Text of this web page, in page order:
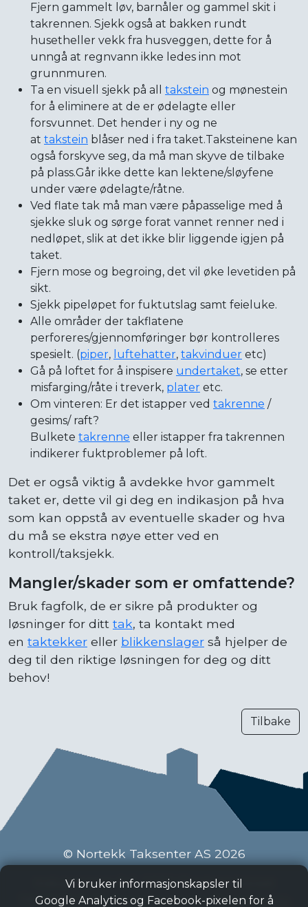
Fjern gammelt løv, barnåler og gammel skit i
takrennen. Sjekk også at bakken rundt
husetheller vekk fra husveggen, dette for å
unngå at regnvann ikke ledes inn mot
grunnmuren.
Ta en visuell sjekk på all takstein og mønestein
for å eliminere at de er ødelagte eller
forsvunnet. Det hender i ny og ne
at takstein blåser ned i fra taket.Taksteinene kan
også forskyve seg, da må man skyve de tilbake
på plass.Går ikke dette kan lektene/sløyfene
under være ødelagte/råtne.
Ved flate tak må man være påpasselige med å
sjekke sluk og sørge forat vannet renner ned i
nedløpet, slik at det ikke blir liggende igjen på
taket.
Fjern mose og begroing, det vil øke levetiden på
sikt.
Sjekk pipeløpet for fuktutslag samt feieluke.
Alle områder der takflatene
perforeres/gjennomføringer bør kontrolleres
spesielt. (piper, luftehatter, takvinduer etc)
Gå på loftet for å inspisere undertaket, se etter
misfarging/råte i treverk, plater etc.
Om vinteren: Er det istapper ved takrenne /
gesims/ raft?
Bulkete takrenne eller istapper fra takrennen
indikerer fuktproblemer på loft.
Det er også viktig å avdekke hvor gammelt
taket er, dette vil gi deg en indikasjon på hva
som kan oppstå av eventuelle skader og hva
du må se ekstra nøye etter ved en
kontroll/taksjekk.
Mangler/skader som er omfattende?
Bruk fagfolk, de er sikre på produkter og
løsninger for ditt tak, ta kontakt med
en taktekker eller blikkenslager så hjelper de
deg til den riktige løsningen for deg og ditt
behov!
Tilbake
© Nortekk Taksenter AS 2026
Industriveien 9 C, 2020 Skedsmokorset
Tlf:63 87 15 50, Epost:taksenter@nortekk.no
Vi bruker informasjonskapsler til
Google Analytics og Facebook-pixelen for å